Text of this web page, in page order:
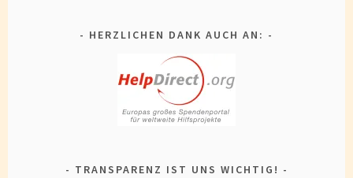
HERZLICHEN DANK AUCH AN:
TRANSPARENZ IST UNS WICHTIG!